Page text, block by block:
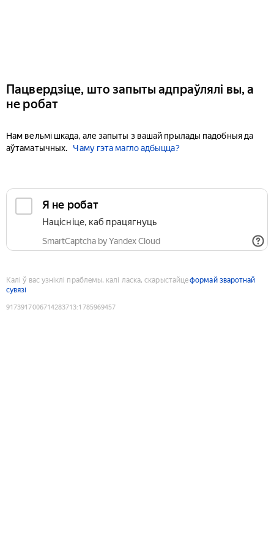
Пацвердзіце, што запыты адпраўлялі вы, а
не робат
Нам вельмі шкада, але запыты з вашай прылады падобныя да
аўтаматычных.
Чаму гэта магло адбыцца?
Я не робат
Націсніце, каб працягнуць
SmartCaptcha by Yandex Cloud
Калі ў вас узніклі праблемы, калі ласка, скарыстайцеформай зваротнай
сувязі
9173917006714283713:1785969457